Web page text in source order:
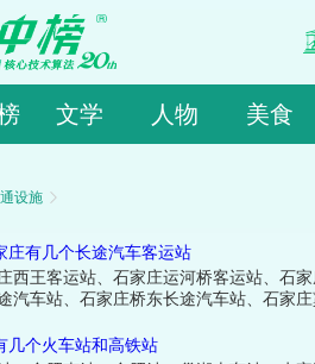
文学 人物 美食
设施
庄有几个长途汽车客运站
西王客运站、石家庄运河桥客运站、石
汽车站、石家庄桥东长途汽车站、石家
几个火车站和高铁站